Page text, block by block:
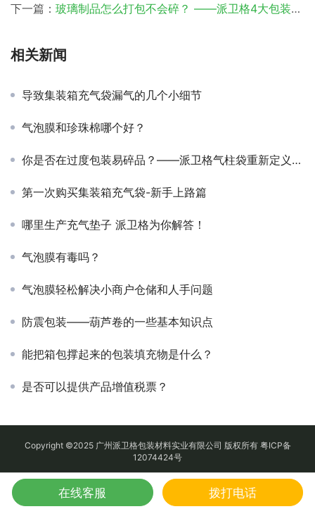
下一篇： 玻璃制品怎么打包不会碎？ ——派卫格4大包装神器，拯救你的“破碎焦虑”！
相关新闻
导致集装箱充气袋漏气的几个小细节
气泡膜和珍珠棉哪个好？
你是否在过度包装易碎品？——派卫格气柱袋重新定义防护标准
第一次购买集装箱充气袋-新手上路篇
哪里生产充气垫子 派卫格为你解答！
气泡膜有毒吗？
气泡膜轻松解决小商户仓储和人手问题
防震包装——葫芦卷的一些基本知识点
能把箱包撑起来的包装填充物是什么？
是否可以提供产品增值税票？
Copyright ©2025 广州派卫格包装材料实业有限公司 版权所有 粤ICP备
12074424号
在线客服 拨打电话